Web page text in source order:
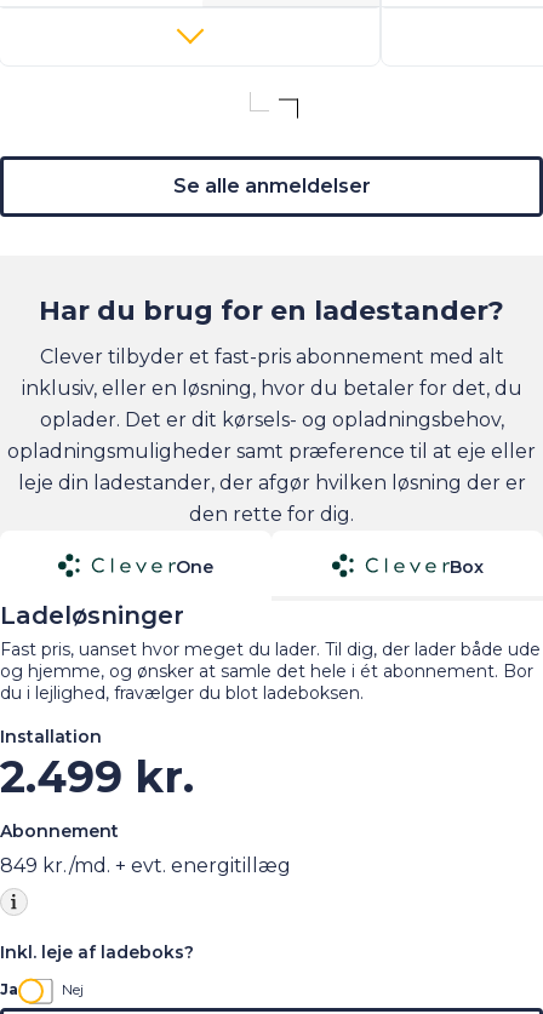
Se alle anmeldelser
Har du brug for en ladestander?
Clever tilbyder et fast-pris abonnement med alt
inklusiv, eller en løsning, hvor du betaler for det, du
oplader. Det er dit kørsels- og opladningsbehov,
opladningsmuligheder samt præference til at eje eller
leje din ladestander, der afgør hvilken løsning der er
den rette for dig.
One Box
Ladeløsninger
Fast pris, uanset hvor meget du lader. Til dig, der lader både ude
og hjemme, og ønsker at samle det hele i ét abonnement. Bor
du i lejlighed, fravælger du blot ladeboksen.
Installation
2.499 kr.
Abonnement
849 kr./md. + evt. energitillæg
Inkl. leje af ladeboks?
Ja Nej